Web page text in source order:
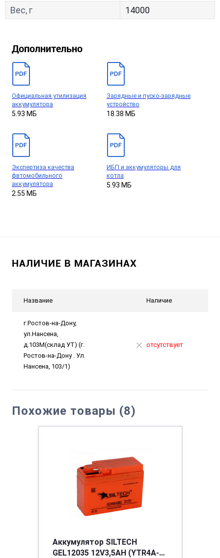
Вес, г 14000
Дополнительно
Официальная утилизация
аккумулятора
5.93 МБ
Зарядные и пуско-зарядные
устройство
18.38 МБ
Экспертиза качества
фвтомобильного
аккумулятора
2.55 МБ
ИБП и аккумуляторы для
котла
5.93 МБ
НАЛИЧИЕ В МАГАЗИНАХ
Название Наличие
г.Ростов-на-Дону,
ул.Нансена,
д.103М(склад УТ) (г.
Ростов-на-Дону . Ул.
Нансена, 103/1)
отсутствует
Похожие товары (8)
Аккумулятор SILTECH
GEL12035 12V3,5AH (YTR4A-